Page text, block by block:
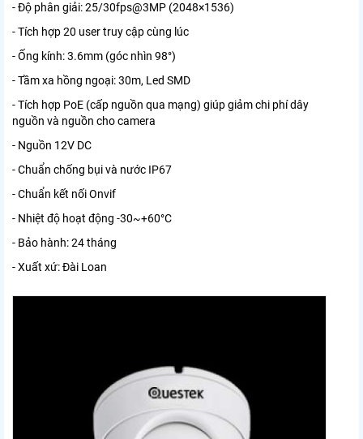
- Độ phân giải: 25/30fps@3MP (2048×1536)
- Tích hợp 20 user truy cập cùng lúc
- Ống kính: 3.6mm (góc nhìn 98°)
- Tầm xa hồng ngoại: 30m, Led SMD
- Tích hợp PoE (cấp nguồn qua mạng) giúp giảm chi phí dây
nguồn và nguồn cho camera
- Nguồn 12V DC
- Chuẩn chống bụi và nước IP67
- Chuẩn kết nối Onvif
- Nhiệt độ hoạt động -30~+60°C
- Bảo hành: 24 tháng
- Xuất xứ: Đài Loan